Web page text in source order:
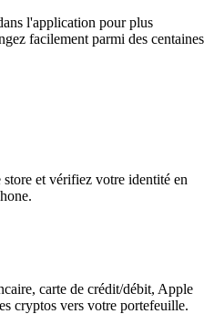
l'application pour plus
facilement parmi des centaines
et vérifiez votre identité en
carte de crédit/débit, Apple
cryptos vers votre portefeuille.